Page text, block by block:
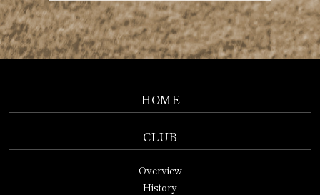
HOME
CLUB
Overview
History